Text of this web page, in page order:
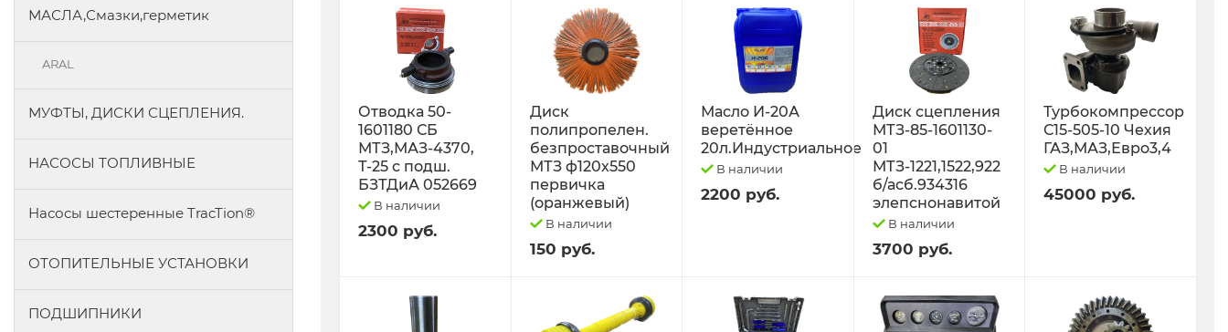
МАСЛА,Смазки,герметик
ARAL
МУФТЫ, ДИСКИ СЦЕПЛЕНИЯ.
НАСОСЫ ТОПЛИВНЫЕ
Насосы шестеренные TracTion®
ОТОПИТЕЛЬНЫЕ УСТАНОВКИ
ПОДШИПНИКИ
Отводка 50-
1601180 СБ
МТЗ,МАЗ-4370,
Т-25 с подш.
БЗТДиА 052669
В наличии
2300 руб.
Диск
полипропелен.
безпроставочный
МТЗ ф120х550
первичка
(оранжевый)
В наличии
150 руб.
Масло И-20А
веретённое
20л.Индустриальное
В наличии
2200 руб.
Диск сцепления
МТЗ-85-1601130-
01
МТЗ-1221,1522,922
б/асб.934316
элепснонавитой
В наличии
3700 руб.
Турбокомпрессор
С15-505-10 Чехия
ГАЗ,МАЗ,Евро3,4
В наличии
45000 руб.